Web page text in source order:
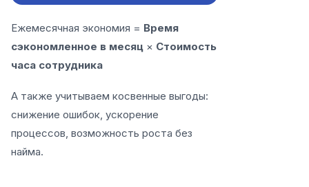
Ежемесячная экономия = Время
сэкономленное в месяц × Стоимость
часа сотрудника
А также учитываем косвенные выгоды:
снижение ошибок, ускорение
процессов, возможность роста без
найма.